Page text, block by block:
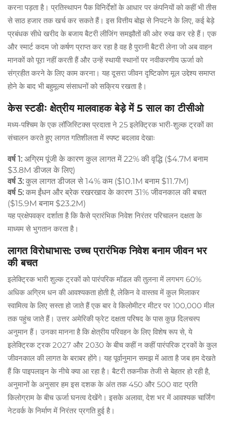
करना पड़ता है। प्रतिस्थापन पैक विनिर्देशों के आधार पर कंपनियों को कहीं भी तीस
से साठ हजार तक खर्च कर सकते हैं। इस वित्तीय बोझ से निपटने के लिए, कई बेड़े
प्रबंधक सीधे खरीद के बजाय बैटरी लीजिंग समझौतों की ओर रुख कर रहे हैं। एक
और स्मार्ट कदम जो कर्षण प्राप्त कर रहा है वह है पुरानी बैटरी लेना जो अब वाहन
मानकों को पूरा नहीं करती हैं और उन्हें स्थायी स्थानों पर नवीकरणीय ऊर्जा को
संग्रहीत करने के लिए काम करना। यह दूसरा जीवन दृष्टिकोण मूल उद्देश्य समाप्त
होने के बाद भी बहुमूल्य संसाधनों को सक्रिय रखता है।
केस स्टडीः क्षेत्रीय मालवाहक बेड़े में 5 साल का टीसीओ
मध्य-पश्चिम के एक लॉजिस्टिक्स प्रदाता ने 25 इलेक्ट्रिक भारी-शुल्क ट्रकों का
संचालन करते हुए लागत गतिशीलता में स्पष्ट बदलाव देखाः
वर्ष 1: अग्रिम पूंजी के कारण कुल लागत में 22% की वृद्धि ($4.7M बनाम
$3.8M डीजल के लिए)
वर्ष 3: कुल लागत डीजल से 14% कम ($10.1M बनाम $11.7M)
वर्ष 5: कम ईंधन और ब्रेक रखरखाव के कारण 31% जीवनकाल की बचत
($15.9M बनाम $23.2M)
यह प्रक्षेपवक्र दर्शाता है कि कैसे प्रारंभिक निवेश निरंतर परिचालन दक्षता के
माध्यम से भुगतान करता है।
लागत विरोधाभास: उच्च प्रारंभिक निवेश बनाम जीवन भर
की बचत
इलेक्ट्रिक भारी शुल्क ट्रकों को पारंपरिक मॉडल की तुलना में लगभग 60%
अधिक अग्रिम धन की आवश्यकता होती है, लेकिन वे वास्तव में कुल मिलाकर
स्वामित्व के लिए सस्ता हो जाते हैं एक बार वे किलोमीटर मीटर पर 100,000 मील
तक पहुंच जाते हैं। उत्तर अमेरिकी फ्रेट दक्षता परिषद के पास कुछ दिलचस्प
अनुमान हैं। उनका मानना है कि क्षेत्रीय परिवहन के लिए विशेष रूप से, ये
इलेक्ट्रिक ट्रक 2027 और 2030 के बीच कहीं न कहीं पारंपरिक ट्रकों के कुल
जीवनकाल की लागत के बराबर होंगे। यह पूर्वानुमान समझ में आता है जब हम देखते
हैं कि पाइपलाइन के नीचे क्या आ रहा है। बैटरी तकनीक तेजी से बेहतर हो रही है,
अनुमानों के अनुसार हम इस दशक के अंत तक 450 और 500 वाट प्रति
किलोग्राम के बीच ऊर्जा घनत्व देखेंगे। इसके अलावा, देश भर में आवश्यक चार्जिंग
नेटवर्क के निर्माण में निरंतर प्रगति हुई है।